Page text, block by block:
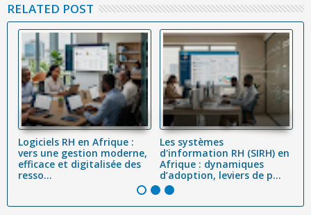
RELATED POST
Logiciels RH en Afrique :
vers une gestion moderne,
efficace et digitalisée des
resso...
Les systèmes
d'information RH (SIRH) en
Afrique : dynamiques
d’adoption, leviers de p...